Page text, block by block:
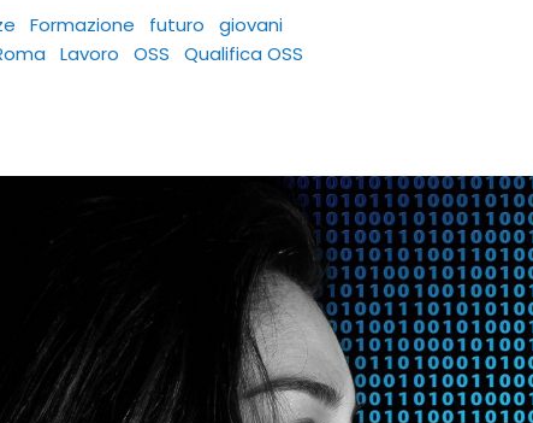
Formazione futuro
giovani
Lavoro OSS Qualifica OSS